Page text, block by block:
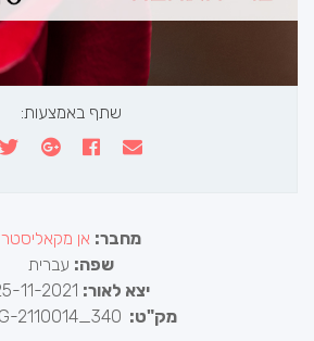
שתף באמצעות:
מחבר: אן מקאליסטר
שפה: עברית
יצא לאור:
מק"ט: